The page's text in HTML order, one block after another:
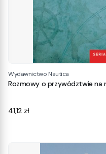
Wydawnictwo Nautica
Rozmowy o przywództwie na
Cena
41,12 zł